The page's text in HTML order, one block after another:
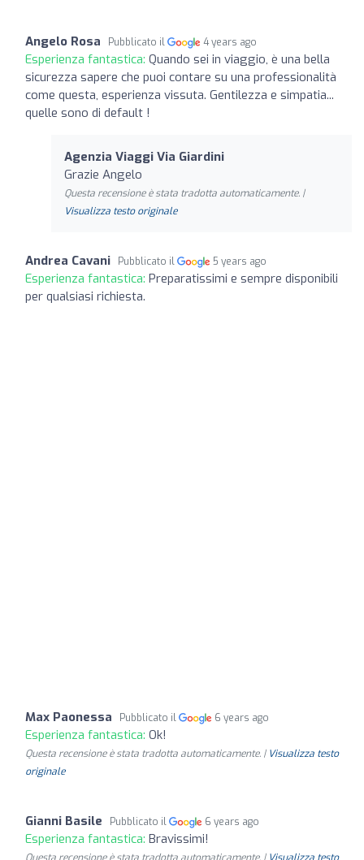
Angelo Rosa Pubblicato il 4 years ago
Esperienza fantastica: Quando sei in viaggio, è una bella
sicurezza sapere che puoi contare su una professionalità
come questa, esperienza vissuta. Gentilezza e simpatia...
quelle sono di default !
Agenzia Viaggi Via Giardini
Grazie Angelo
Questa recensione è stata tradotta automaticamente. |
Visualizza testo originale
Andrea Cavani Pubblicato il 5 years ago
Esperienza fantastica: Preparatissimi e sempre disponibili
per qualsiasi richiesta.
Max Paonessa Pubblicato il 6 years ago
Esperienza fantastica: Ok!
Questa recensione è stata tradotta automaticamente. | Visualizza testo
originale
Gianni Basile Pubblicato il 6 years ago
Esperienza fantastica: Bravissimi!
Questa recensione è stata tradotta automaticamente. | Visualizza testo